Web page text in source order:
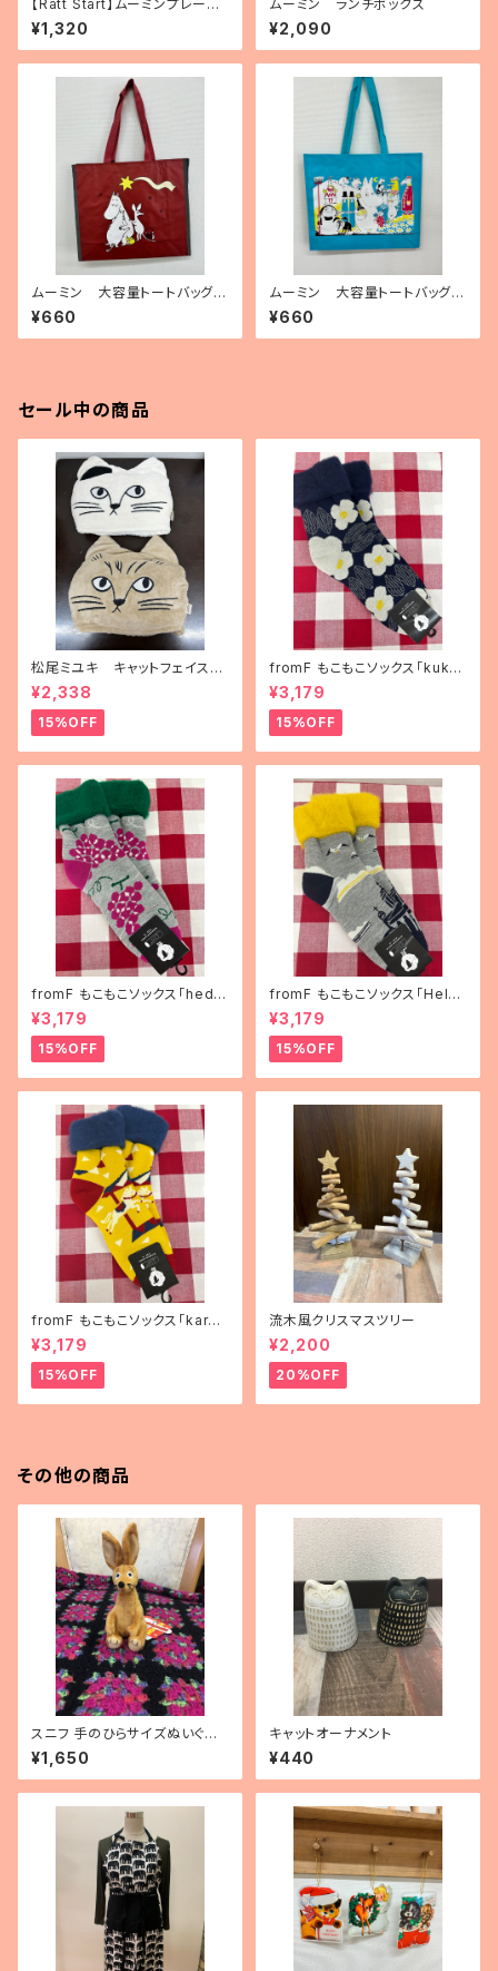
【Ratt Start】ムーミンプレート
「Festivities」
¥1,320
ムーミン ランチボックス
¥2,090
ムーミン 大容量トートバッグ
（ポリプロピレン製）「ムーミンと
彗星」
¥660
ムーミン 大容量トートバッグ
（ポリプロピレン製）「Moomin
on cover」
¥660
セール中の商品
松尾ミユキ キャットフェイスブ
ランケット
¥2,338
15%OFF
fromF もこもこソックス「kukka
puutarha（花畑）」
¥3,179
15%OFF
fromF もこもこソックス「hedel
mä（果物）」
¥3,179
15%OFF
fromF もこもこソックス「Helsi
nki（ヘルシンキ）」
¥3,179
15%OFF
fromF もこもこソックス「karus
elli（メリーゴーランド）」
¥3,179
15%OFF
流木風クリスマスツリー
¥2,200
20%OFF
その他の商品
スニフ 手のひらサイズぬいぐる
み
¥1,650
キャットオーナメント
¥440